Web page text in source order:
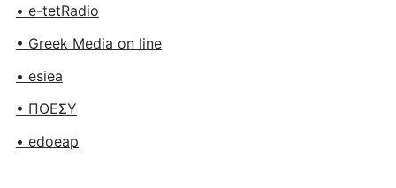
• e-tetRadio
• Greek Media on line
• esiea
• ΠΟΕΣΥ
• edoeap